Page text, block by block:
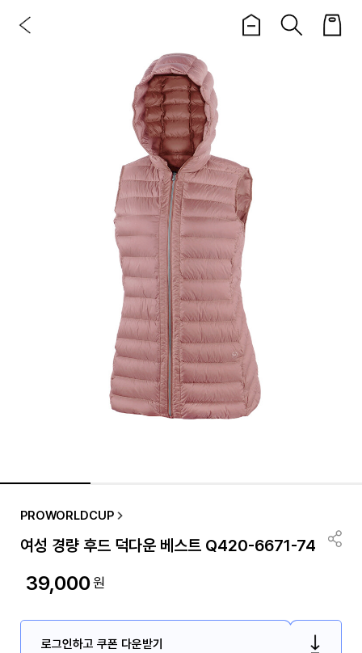
PROWORLDCUP
여성 경량 후드 덕다운 베스트 Q420-6671-74
39,000원
로그인하고 쿠폰 다운받기